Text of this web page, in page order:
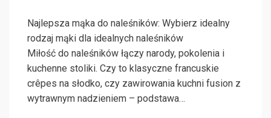
Najlepsza mąka do naleśników: Wybierz idealny
rodzaj mąki dla idealnych naleśników
Miłość do naleśników łączy narody, pokolenia i
kuchenne stoliki. Czy to klasyczne francuskie
crêpes na słodko, czy zawirowania kuchni fusion z
wytrawnym nadzieniem – podstawa…